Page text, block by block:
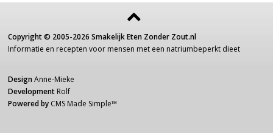
Copyright © 2005-2026 Smakelijk Eten Zonder Zout.nl
Informatie en recepten voor mensen met een natriumbeperkt dieet
Design Anne-Mieke
Development Rolf
Powered by CMS Made Simple™